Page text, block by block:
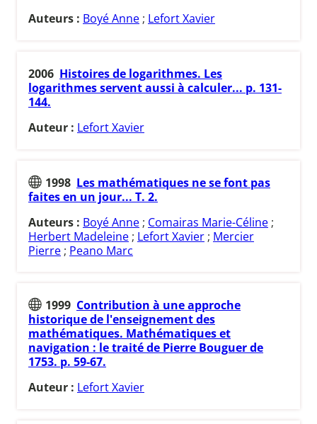
Auteurs : Boyé Anne ; Lefort Xavier
2006 Histoires de logarithmes. Les
logarithmes servent aussi à calculer... p. 131-
144.
Auteur : Lefort Xavier
1998 Les mathématiques ne se font pas
faites en un jour... T. 2.
Auteurs : Boyé Anne ; Comairas Marie-Céline ;
Herbert Madeleine ; Lefort Xavier ; Mercier
Pierre ; Peano Marc
1999 Contribution à une approche
historique de l'enseignement des
mathématiques. Mathématiques et
navigation : le traité de Pierre Bouguer de
1753. p. 59-67.
Auteur : Lefort Xavier